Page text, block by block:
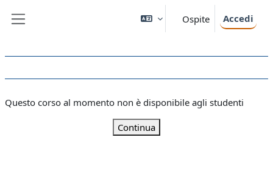
Ospite Accedi
Questo corso al momento non è disponibile agli studenti
Continua